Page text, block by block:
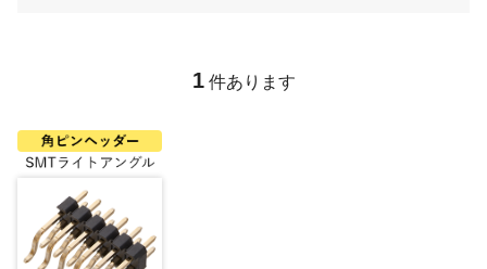
注文・見積りについて
ご利用ガイド
お問い合わせ窓口
会社情報
1 件あります